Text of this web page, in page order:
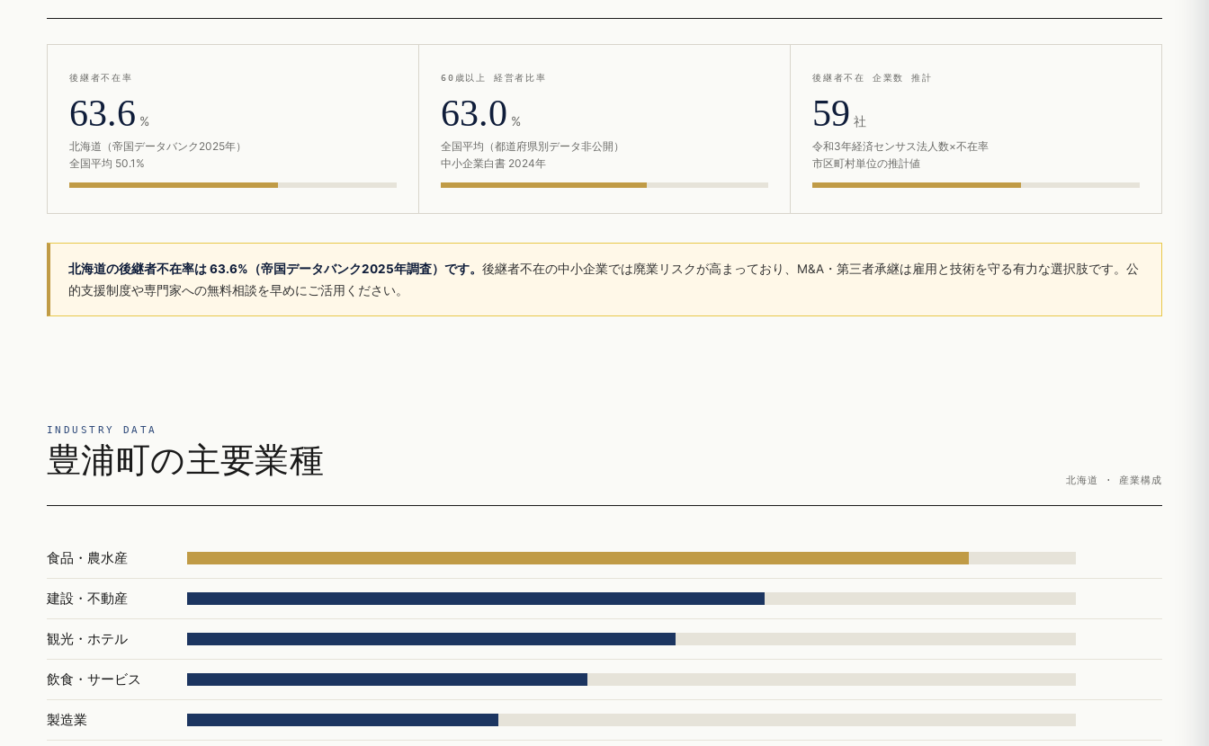
後継者不在率
63.6 %
北海道（帝国データバンク2025年）
全国平均 50.1%
60歳以上 経営者比率
63.0 %
全国平均（都道府県別データ非公開）
中小企業白書 2024年
後継者不在 企業数 推計
59 社
令和3年経済センサス法人数×不在率
市区町村単位の推計値
北海道の後継者不在率は 63.6%（帝国データバンク2025年調査）です。 後継者不在の中小企業では廃業リスクが高まっており、M&A・第三者承継は雇用と技術を守る有力な選択肢です。公
的支援制度や専門家への無料相談を早めにご活用ください。
INDUSTRY DATA
豊浦町の主要業種
北海道 · 産業構成
食品・農水産
建設・不動産
観光・ホテル
飲食・サービス
製造業